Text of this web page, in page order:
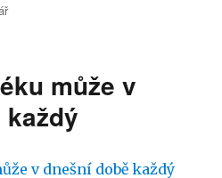
pro
Netradiční
financování
může v